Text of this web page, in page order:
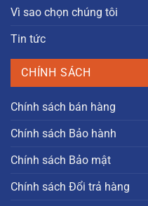
Vì sao chọn chúng tôi
Tin tức
CHÍNH SÁCH
Chính sách bán hàng
Chính sách Bảo hành
Chính sách Bảo mật
Chính sách Đổi trả hàng